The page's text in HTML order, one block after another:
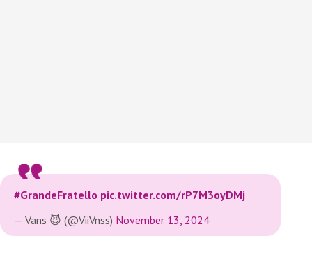
#GrandeFratello pic.twitter.com/rP7M3oyDMj
— Vans 😈 (@ViiVnss) November 13, 2024